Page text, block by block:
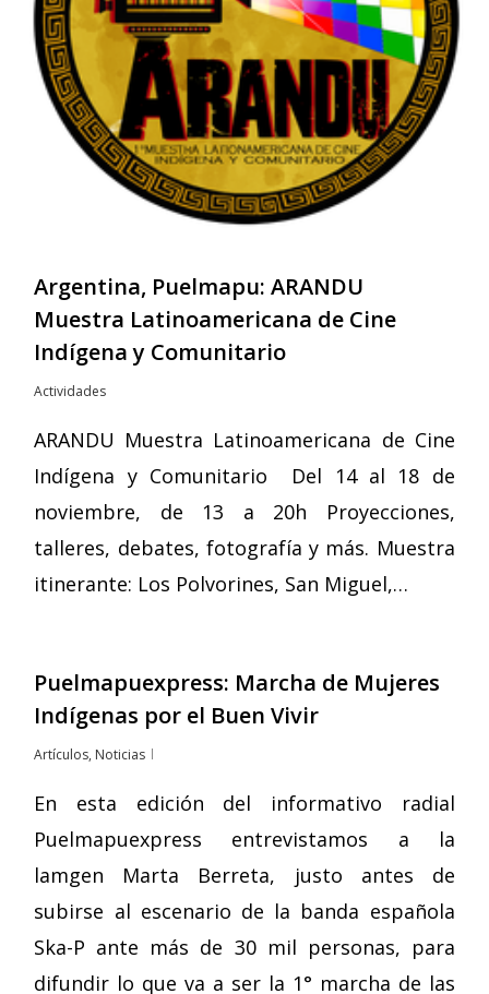
Argentina, Puelmapu: ARANDU
Muestra Latinoamericana de Cine
Indígena y Comunitario
Actividades
ARANDU Muestra Latinoamericana de Cine
Indígena y Comunitario Del 14 al 18 de
noviembre, de 13 a 20h Proyecciones,
talleres, debates, fotografía y más. Muestra
itinerante: Los Polvorines, San Miguel,…
Puelmapuexpress: Marcha de Mujeres
Indígenas por el Buen Vivir
Artículos, Noticias
En esta edición del informativo radial
Puelmapuexpress entrevistamos a la
lamgen Marta Berreta, justo antes de
subirse al escenario de la banda española
Ska-P ante más de 30 mil personas, para
difundir lo que va a ser la 1° marcha de las